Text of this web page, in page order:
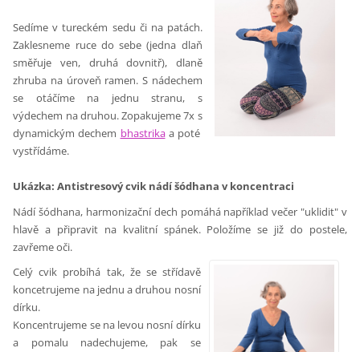
Sedíme v tureckém sedu či na patách.
Zaklesneme ruce do sebe (jedna dlaň
směřuje ven, druhá dovnitř), dlaně
zhruba na úroveň ramen. S nádechem
se otáčíme na jednu stranu, s
výdechem na druhou. Zopakujeme 7x s
dynamickým dechem bhastrikaa poté
vystřídáme.
Ukázka: Antistresový cvik nádí šódhana v koncentraci
Nádí šódhana, harmonizační dech pomáhá například večer "uklidit" v
hlavě a připravit na kvalitní spánek. Položíme se již do postele,
zavřeme oči.
Celý cvik probíhá tak, že se střídavě
koncetrujeme na jednu a druhou nosní
dírku.
Koncentrujeme se na levou nosní dírku
a pomalu nadechujeme, pak se